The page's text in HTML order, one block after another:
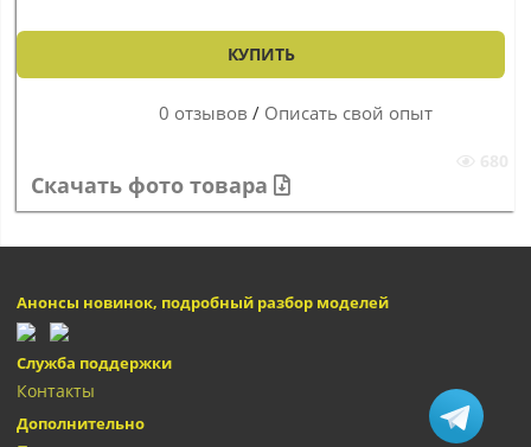
КУПИТЬ
0 отзывов / Описать свой опыт
Скачать фото товара
Анонсы новинок, подробный разбор моделей
Служба поддержки
Контакты
Дополнительно